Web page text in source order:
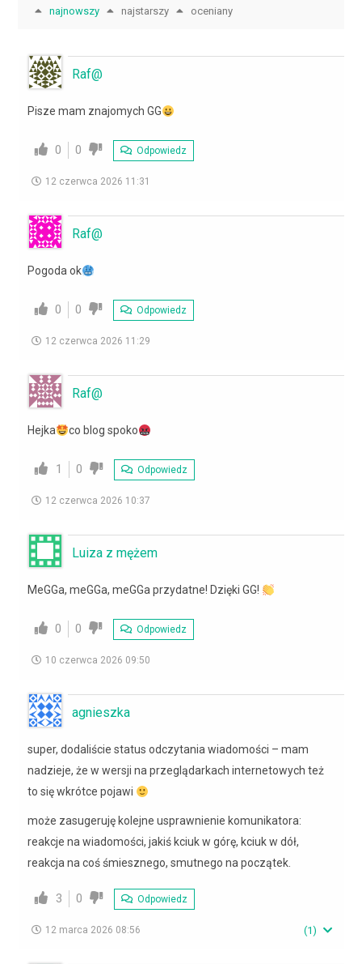
najnowszy najstarszy oceniany
Raf@
Pisze mam znajomych GG
0 0 Odpowiedz
12 czerwca 2026 11:31
Raf@
Pogoda ok
0 0 Odpowiedz
12 czerwca 2026 11:29
Raf@
Hejka co blog spoko
1 0 Odpowiedz
12 czerwca 2026 10:37
Luiza z mężem
MeGGa, meGGa, meGGa przydatne! Dzięki GG!
0 0 Odpowiedz
10 czerwca 2026 09:50
agnieszka
super, dodaliście status odczytania wiadomości – mam
nadzieje, że w wersji na przeglądarkach internetowych też
to się wkrótce pojawi
może zasugeruję kolejne usprawnienie komunikatora:
reakcje na wiadomości, jakiś kciuk w górę, kciuk w dół,
reakcja na coś śmiesznego, smutnego na początek.
3 0 Odpowiedz
12 marca 2026 08:56 (1)